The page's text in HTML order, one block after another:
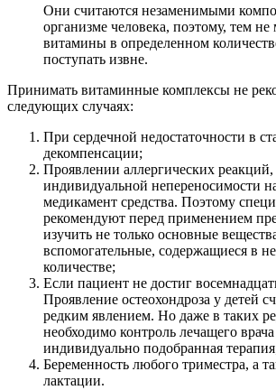
Они считаются незаменимыми
организме человека, поэтому, тем не
витамины в определенном
поступать извне.
Принимать витаминные комплексы не
следующих случаях:
При сердечной недостаточности в
декомпенсации;
Проявлении аллергических реакций,
индивидуальной непереносимости
медикамент средства. Поэтому
рекомендуют перед применением
изучить не только основные
вспомогательные, содержащиеся в
количестве;
Если пациент не достиг
Проявление остеохондроза у детей
редким явлением. Но даже в таких
необходимо контроль лечащего
индивидуально подобранная
Беременность любого триместра, а
лактации.